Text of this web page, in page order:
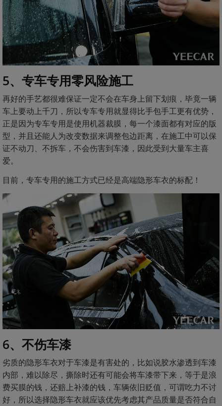
5、专车专用零风险施工
再好的手艺都很难保证一定不会在车身上留下划痕，毕竟一辆
车上要动上千刀，所以专车专用就显得比手包手工更有优势，
正是因为专车专用是使用机器裁膜，每一个漆面都有对应的版
型，并且还能人为改变数据来调整包边距离，在施工中可以保
证不动刀、不拆车，不会伤害到车漆，因此受到大量车主喜
爱。
目前，专车专用的施工方式已经是高端隐形车衣的标配！
6、不伤车漆
劣质的隐形车衣对于车漆是有害处的，比如说胶水渗透到车漆
内部，难以除尽，撕除时还有可能会将车漆带下来，等于是浪
费买膜的钱，还赔上补漆的钱，车辆依旧贬值，可谓吃力不讨
好，所以选择隐形车衣就应该优先考虑其产品质量是否符合自